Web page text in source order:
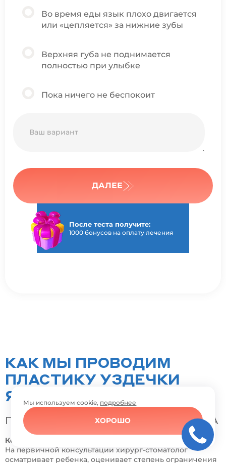
Во время еды язык плохо двигается
или «цепляется» за нижние зубы
Верхняя губа не поднимается
полностью при улыбке
Пока ничего не беспокоит
ДАЛЕЕ
После теста получите:
1000 бонусов на оплату лечения
КАК МЫ ПРОВОДИМ
ПЛАСТИКУ УЗДЕЧКИ
ЯЗЫКА
ПРЕДОПЕРАЦИОННАЯ ПОДГОТОВКА
Консультация и диагностика:
На первичной консультации хирург-стоматолог
осматривает ребенка, оценивает степень ограничения
Мы используем cookie, подробнее
ХОРОШО